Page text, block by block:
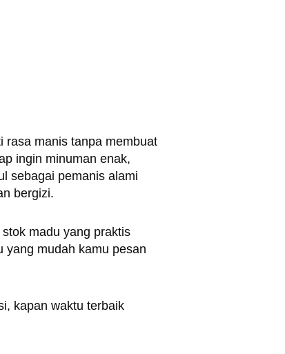
rasa manis tanpa membuat
ingin minuman enak,
sebagai pemanis alami
bergizi.
madu yang praktis
yang mudah kamu pesan
kapan waktu terbaik